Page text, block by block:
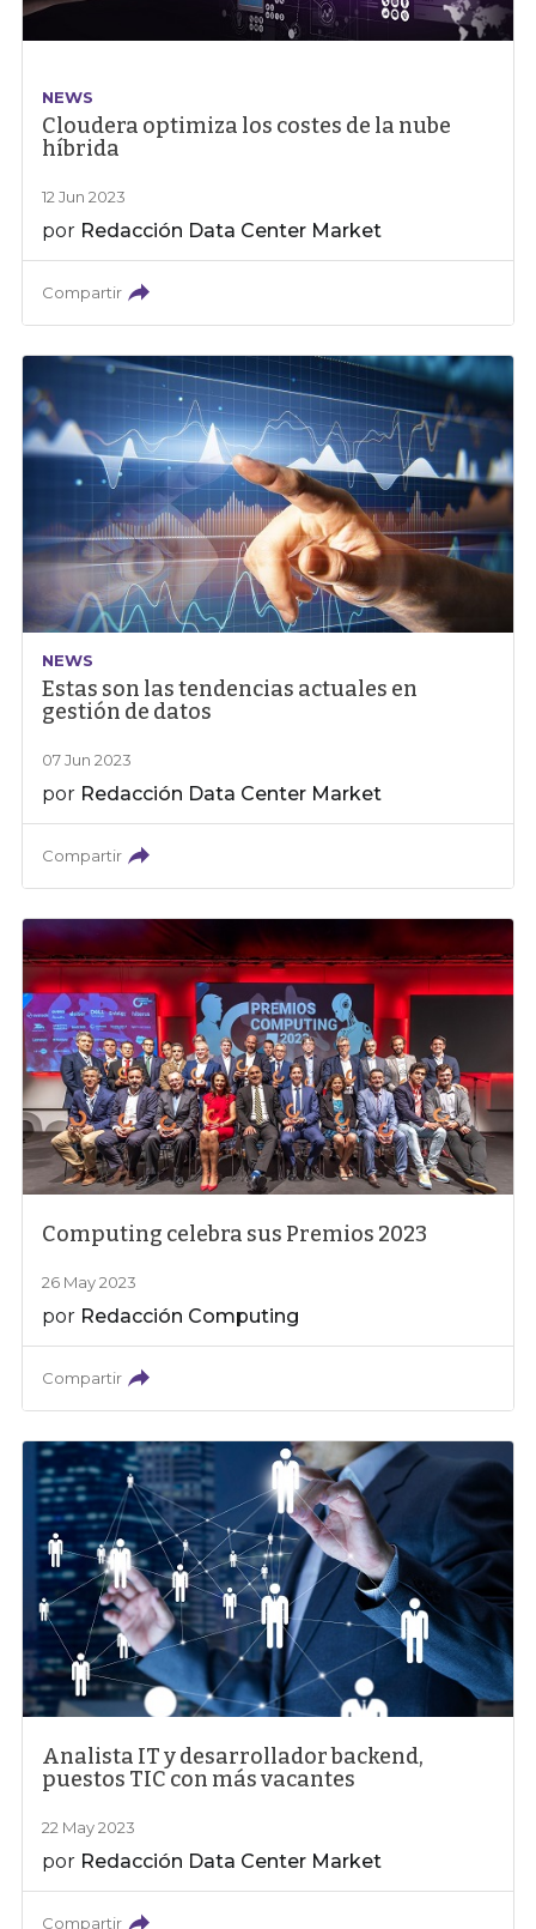
NEWS
Cloudera optimiza los costes de la nube
híbrida
12 Jun 2023
por Redacción Data Center Market
Compartir
NEWS
Estas son las tendencias actuales en
gestión de datos
07 Jun 2023
por Redacción Data Center Market
Compartir
Computing celebra sus Premios 2023
26 May 2023
por Redacción Computing
Compartir
Analista IT y desarrollador backend,
puestos TIC con más vacantes
22 May 2023
por Redacción Data Center Market
Compartir